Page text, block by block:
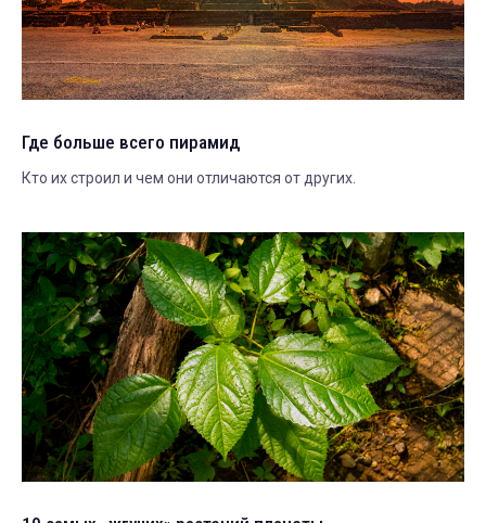
Где больше всего пирамид
Кто их строил и чем они отличаются от других.